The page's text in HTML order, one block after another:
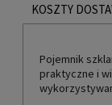
KOSZTY
CENA NIE
Pojemnik
praktyczne i